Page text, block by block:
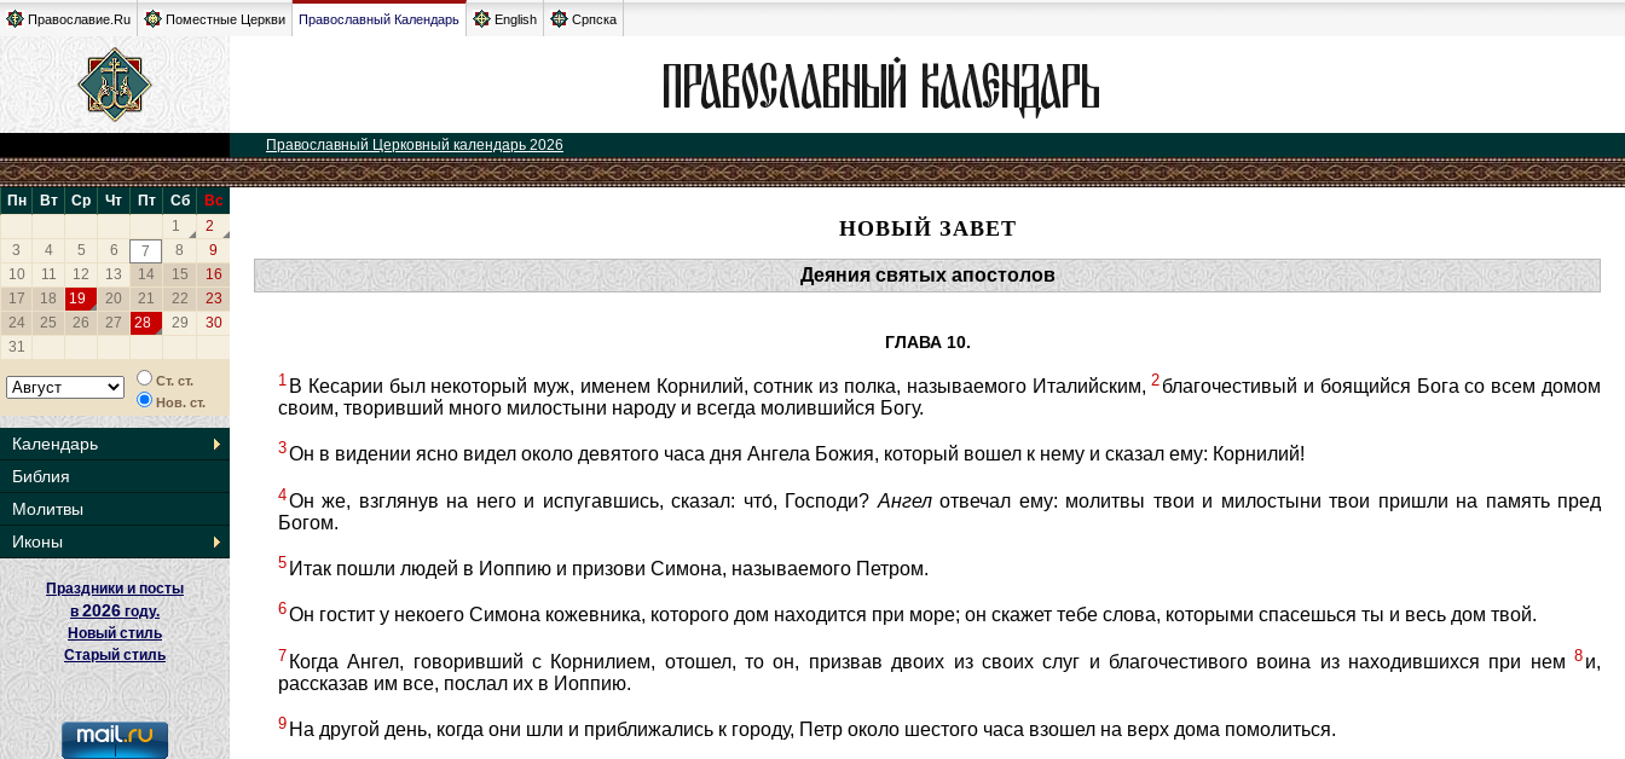
Православие.Ru Поместные Церкви Православный Календарь English Српска
Православный Церковный календарь 2026
Пн Вт Ср Чт Пт Сб
Вс
1
2
3
4 5 6 7 8
9
10
11 12 13 14 15
16
17
18 19 20 21 22
23
24
25 26 27 28 29
30
31
Ст. ст.
Нов. ст.
Календарь
Библия
Молитвы
Иконы
Праздники и посты
в2026 году.
Новый стиль
Старый стиль
НОВЫЙ ЗАВЕТ
Деяния святых апостолов
ГЛАВА 10.
1 В Кесарии был некоторый муж, именем Корнилий, сотник из полка, называемого Италийским,2 благочестивый и боящийся Бога со всем домом
своим, творивший много милостыни народу и всегда молившийся Богу.
3Он в видении ясно видел около девятого часа дня Ангела Божия, который вошел к нему и сказал ему: Корнилий!
4Он же, взглянув на него и испугавшись, сказал: что́, Господи? Ангелотвечал ему: молитвы твои и милостыни твои пришли на память пред
Богом.
5 Итак пошли людей в Иоппию и призови Симона, называемого Петром.
6Он гостит у некоего Симона кожевника, которого дом находится при море; он скажет тебе слова, которыми спасешься ты и весь дом твой.
7 Когда Ангел, говоривший с Корнилием, отошел, то он, призвав двоих из своих слуг и благочестивого воина из находившихся при нем 8 и,
рассказав им все, послал их в Иоппию.
9 На другой день, когда они шли и приближались к городу, Петр около шестого часа взошел на верх дома помолиться.